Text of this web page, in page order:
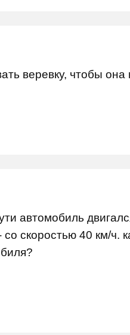
веревку, чтобы
автомобиль
скоростью 40 км/ч.